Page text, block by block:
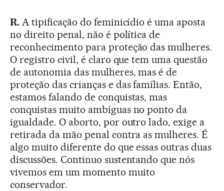
R.A tipificação do feminicídio é uma aposta
no direito penal, não é política de
reconhecimento para proteção das mulheres.
O registro civil, é claro que tem uma questão
de autonomia das mulheres, mas é de
proteção das crianças e das famílias. Então,
estamos falando de conquistas, mas
conquistas muito ambíguas no ponto da
igualdade. O aborto, por outro lado, exige a
retirada da mão penal contra as mulheres. É
algo muito diferente do que essas outras duas
discussões. Continuo sustentando que nós
vivemos em um momento muito
conservador.